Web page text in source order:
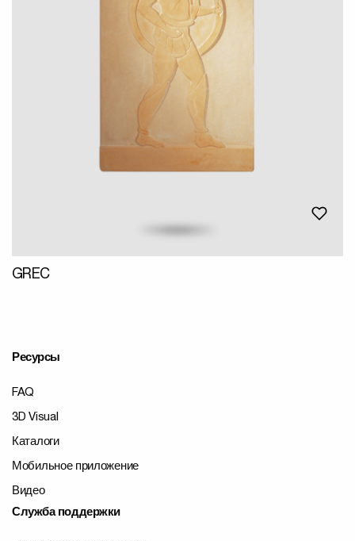
GREC
Ресурсы
FAQ
3D Visual
Каталоги
Мобильное приложение
Видео
Служба поддержки